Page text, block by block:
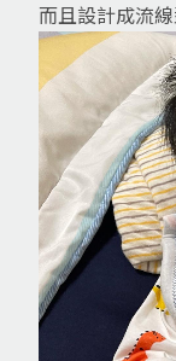
而且設計成流